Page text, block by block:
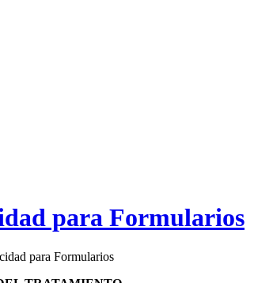
para Formularios
para Formularios